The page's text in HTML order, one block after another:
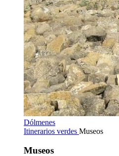
Dólmenes
Itinerarios verdes Museos
Museos